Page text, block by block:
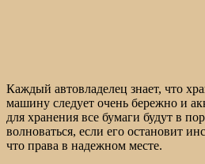
Каждый автовладелец знает, что
машину следует очень бережно и
для хранения все бумаги будут в
волноваться, если его остановит
что права в надежном месте.